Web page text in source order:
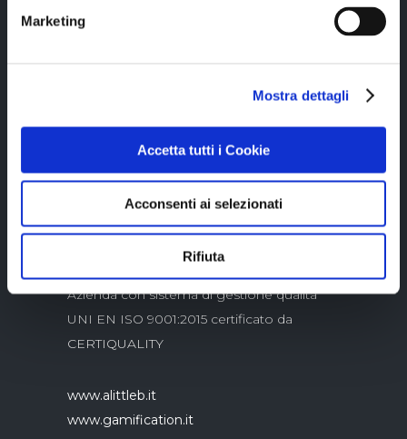
Marketing
Mostra dettagli
Accetta tutti i Cookie
Acconsenti ai selezionati
Rifiuta
Azienda con sistema di gestione qualità
UNI EN ISO 9001:2015 certificato da
CERTIQUALITY
www.alittleb.it
www.gamification.it